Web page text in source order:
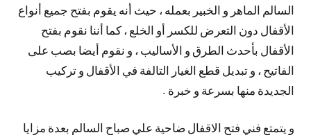
السالم الماهر و الخبير بعمله ، حيث أنه يقوم بفتح جميع أنواع
الأقفال دون التعرض للكسر أو الخلع ، كما أننا نقوم بفتح
الأقفال بأحدث الطرق و الأساليب ، و نقوم أيضا بصب على
الفاتيح ، و تبديل قطع الغيار التالفة في الأقفال و تركيب
الجديدة منها بسرعة و خبرة .
و يتمتع فني فتح الاقفال ضاحية علي صباح السالم بعدة مزايا